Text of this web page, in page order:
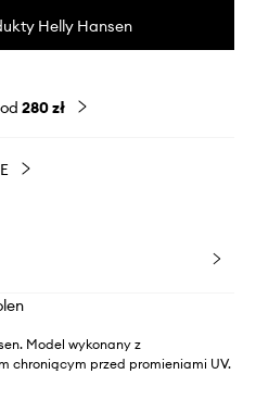
Helly Hansen
280 zł
Model wykonany z
chroniącym przed promieniami UV.